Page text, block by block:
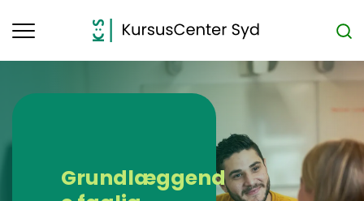
Toggle
Grundlæggend